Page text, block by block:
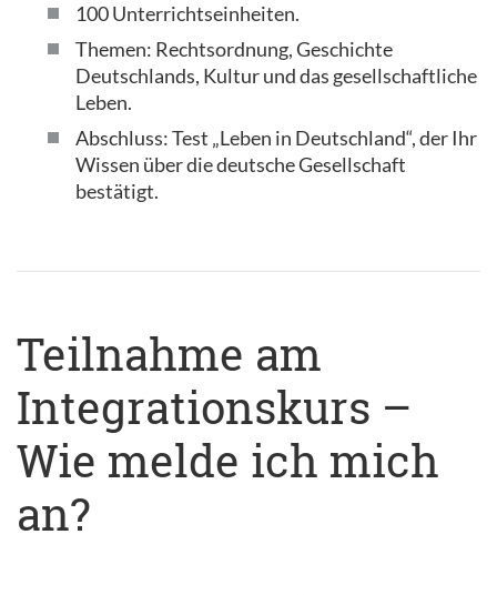
100 Unterrichtseinheiten.
Themen: Rechtsordnung, Geschichte
Deutschlands, Kultur und das gesellschaftliche
Leben.
Abschluss: Test „Leben in Deutschland“, der Ihr
Wissen über die deutsche Gesellschaft
bestätigt.
Teilnahme am
Integrationskurs –
Wie melde ich mich
an?